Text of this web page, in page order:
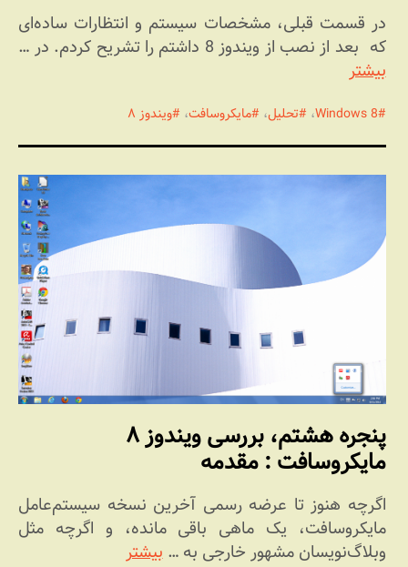
در قسمت قبلی، مشخصات سیستم و انتظارات ساده‌ای
که بعد از نصب از ویندوز 8 داشتم را تشریح کردم. در …
بیشتر
Windows 8، تحلیل، مایکروسافت، ویندوز ۸
پنجره هشتم، بررسی ویندوز ۸
مایکروسافت : مقدمه
اگرچه هنوز تا عرضه رسمی آخرین نسخه سیستم‌عامل
مایکروسافت، یک ماهی باقی مانده، و اگرچه مثل
وبلاگ‌نویسان مشهور خارجی به …بیشتر